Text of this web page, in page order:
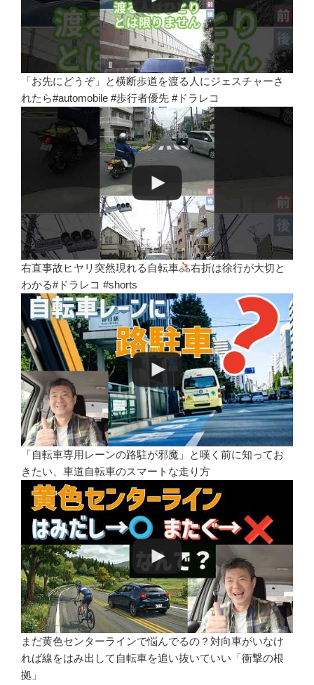
「お先にどうぞ」と横断歩道を渡る人にジェスチャーさ
れたら#automobile #歩行者優先 #ドラレコ
右直事故ヒヤリ突然現れる自転車
右折は徐行が大切と
わかる#ドラレコ #shorts
「自転車専用レーンの路駐が邪魔」と嘆く前に知ってお
きたい、車道自転車のスマートな走り方
まだ黄色センターラインで悩んでるの？対向車がいなけ
れば線をはみ出して自転車を追い抜いていい「衝撃の根
拠」